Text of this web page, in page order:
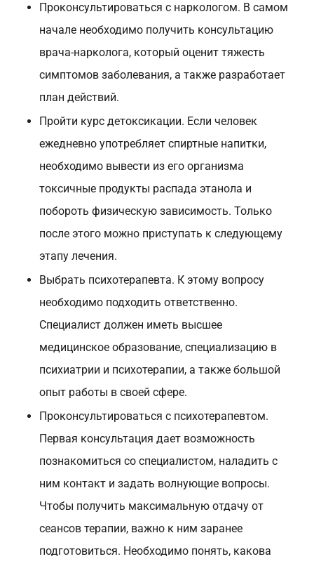
Проконсультироваться с наркологом. В самом
начале необходимо получить консультацию
врача-нарколога, который оценит тяжесть
симптомов заболевания, а также разработает
план действий.
Пройти курс детоксикации. Если человек
ежедневно употребляет спиртные напитки,
необходимо вывести из его организма
токсичные продукты распада этанола и
побороть физическую зависимость. Только
после этого можно приступать к следующему
этапу лечения.
Выбрать психотерапевта. К этому вопросу
необходимо подходить ответственно.
Специалист должен иметь высшее
медицинское образование, специализацию в
психиатрии и психотерапии, а также большой
опыт работы в своей сфере.
Проконсультироваться с психотерапевтом.
Первая консультация дает возможность
познакомиться со специалистом, наладить с
ним контакт и задать волнующие вопросы.
Чтобы получить максимальную отдачу от
сеансов терапии, важно к ним заранее
подготовиться. Необходимо понять, какова